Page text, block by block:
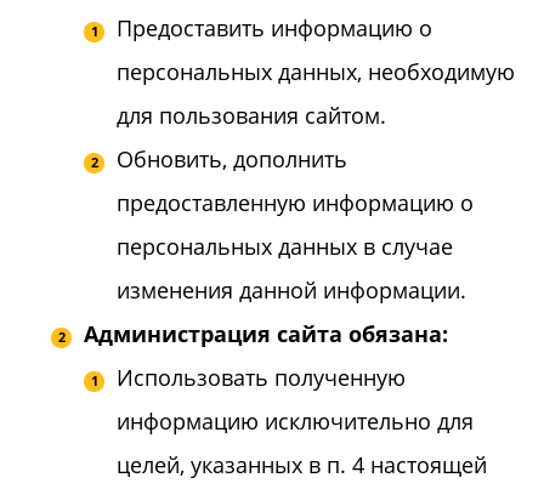
Предоставить информацию о
персональных данных, необходимую
для пользования сайтом.
Обновить, дополнить
предоставленную информацию о
персональных данных в случае
изменения данной информации.
Администрация сайта обязана:
Использовать полученную
информацию исключительно для
целей, указанных в п. 4 настоящей